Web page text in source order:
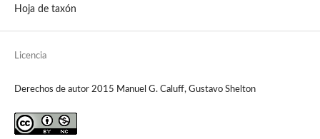
Hoja de taxón
Licencia
Derechos de autor 2015 Manuel G. Caluff, Gustavo Shelton